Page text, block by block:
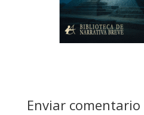
Enviar comentario